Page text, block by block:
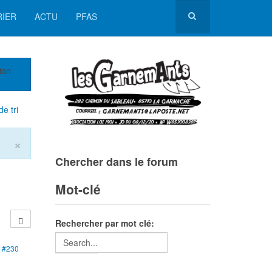
ACTU PFAS
tri
×
#230
Chercher dans le forum
Mot-clé
Rechercher par mot clé: